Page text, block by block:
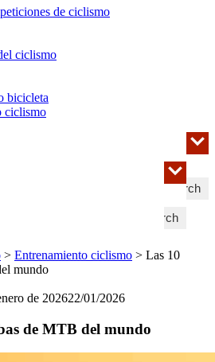
de ciclismo
ciclismo
bicicleta
ciclismo
Search
Search
> Entrenamiento ciclismo > Las 10
mundo
de 202622/01/2026
de MTB del mundo